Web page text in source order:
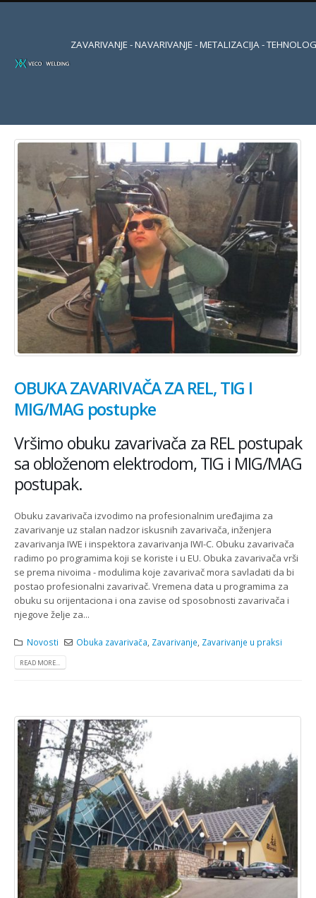
ZAVARIVANJE - NAVARIVANJE - METALIZACIJA -
OBUKA ZAVARIVAČA ZA REL, TIG I
MIG/MAG postupke
Vršimo obuku zavarivača za REL postupak
sa obloženom elektrodom, TIG i MIG/MAG
postupak.
Obuku zavarivača izvodimo na profesionalnim uređajima za
zavarivanje uz stalan nadzor iskusnih zavarivača, inženjera
zavarivanja IWE i inspektora zavarivanja IWI-C. Obuku zavarivača
radimo po programima koji se koriste i u EU. Obuka zavarivača vrši
se prema nivoima - modulima koje zavarivač mora savladati da bi
postao profesionalni zavarivač. Vremena data u programima za
obuku su orijentaciona i ona zavise od sposobnosti zavarivača i
njegove želje za...
Novosti Obuka zavarivača Zavarivanje Zavarivanje u praksi
READ MORE...